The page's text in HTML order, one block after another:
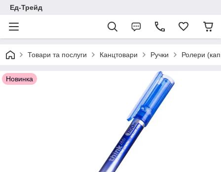
Ед-Трейд
Товари та послуги Канцтовари Ручки Ролери
Новинка